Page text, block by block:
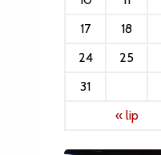
17
18
24
25
31
« lip